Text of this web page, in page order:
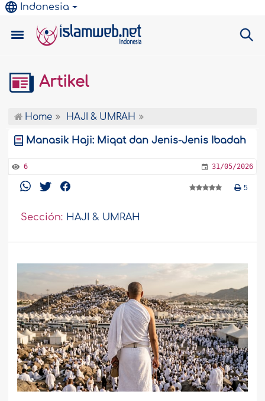
Indonesia
Artikel
Home HAJI & UMRAH
Manasik Haji: Miqat dan Jenis-Jenis Ibadah
6 31/05/2026
5
Sección: HAJI & UMRAH